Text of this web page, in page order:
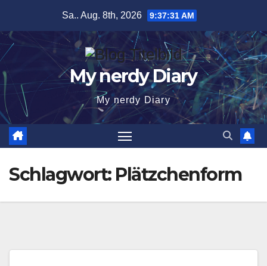
springen
Sa.. Aug. 8th, 2026 9:37:31 AM
My nerdy Diary
My nerdy Diary
Schlagwort: Plätzchenform